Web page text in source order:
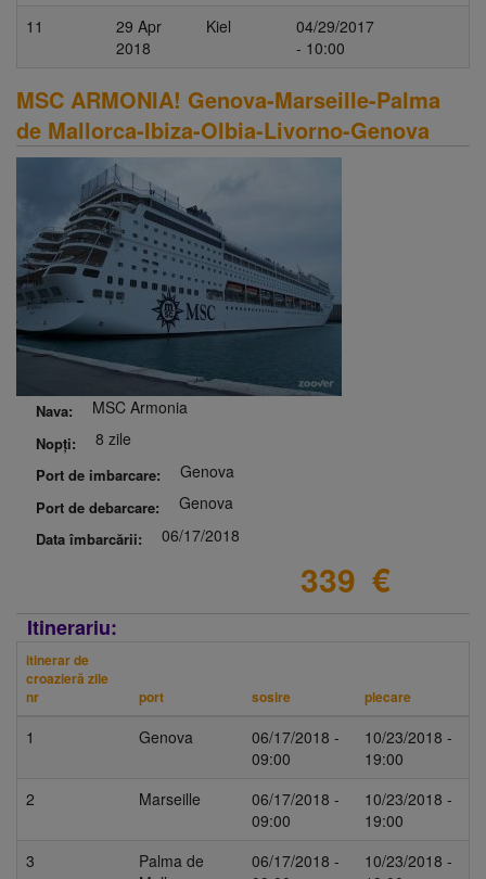
11
29 Apr
2018
Kiel
04/29/2017
- 10:00
MSC ARMONIA! Genova-Marseille-Palma
de Mallorca-Ibiza-Olbia-Livorno-Genova
Nava: MSC Armonia
Nopți: 8 zile
Port de imbarcare: Genova
Port de debarcare: Genova
Data îmbarcării: 06/17/2018
339 €
Itinerariu:
itinerar de
croazieră zile
nr
port sosire plecare
1 Genova
06/17/2018 -
09:00
10/23/2018 -
19:00
2
Marseille
06/17/2018 -
09:00
10/23/2018 -
19:00
3
Palma de
06/17/2018 -
10/23/2018 -